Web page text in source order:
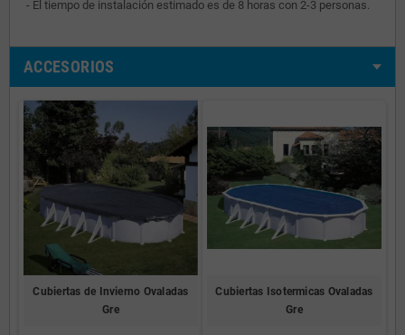
- El tiempo de instalación estimado es de 8 horas con 2-3 personas.
ACCESORIOS
Cubiertas de Invierno Ovaladas
Gre
Cubiertas Isotermicas Ovaladas
Gre